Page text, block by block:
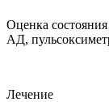
Оценка
АД,
Лечение